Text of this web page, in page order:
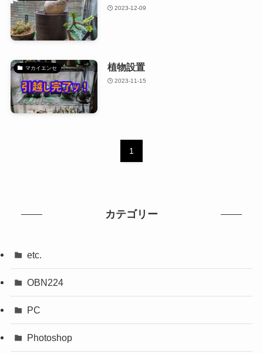
2023-12-09
マカイエンセ 植物設置
2023-11-15
1
カテゴリー
etc.
OBN224
PC
Photoshop